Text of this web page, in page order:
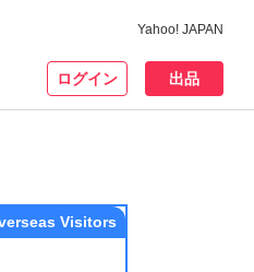
Yahoo! JAPAN
ログイン 出品
Visitors